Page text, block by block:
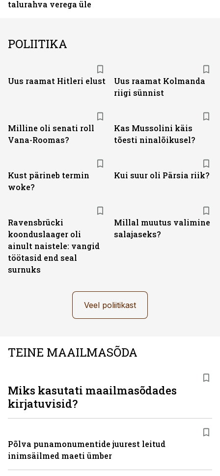
talurahva verega üle
POLIITIKA
Uus raamat Hitleri elust
Uus raamat Kolmanda
riigi sünnist
Milline oli senati roll
Vana-Roomas?
Kas Mussolini käis
tõesti ninalõikusel?
Kust pärineb termin
woke?
Kui suur oli Pärsia riik?
Ravensbrücki
koonduslaager oli
ainult naistele: vangid
töötasid end seal
surnuks
Millal muutus valimine
salajaseks?
Veel poliitikast
TEINE MAAILMASÕDA
Miks kasutati maailmasõdades
kirjatuvisid?
Põlva punamonumentide juurest leitud
inimsäilmed maeti ümber